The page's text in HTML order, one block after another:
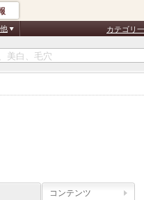
カテゴリ
コンテンツ